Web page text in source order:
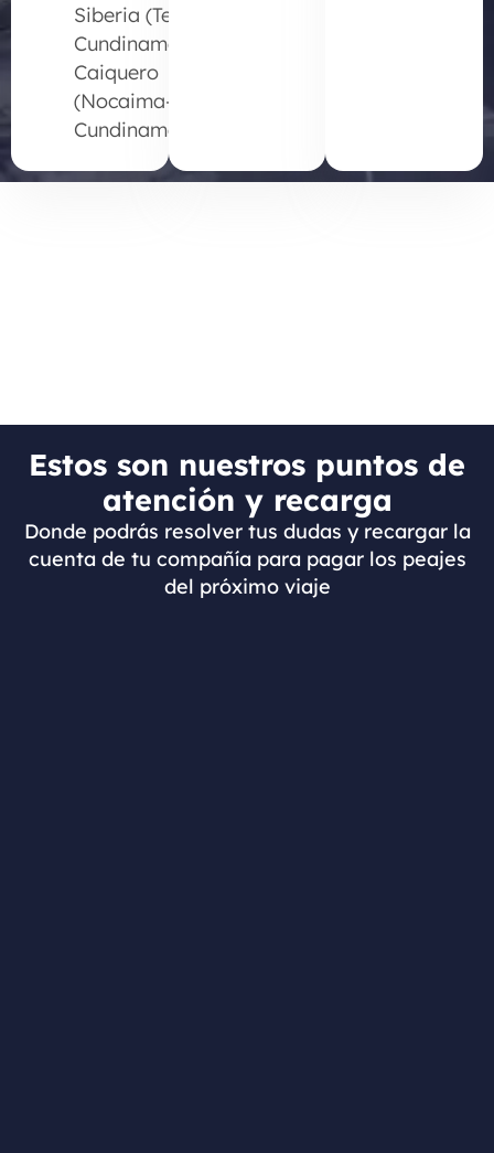
Siberia (Tenjo-
Cundinamarca)
Caiquero
(Nocaima-
Cundinamarca)
Estos son nuestros puntos de
atención y recarga
Donde podrás resolver tus dudas y recargar la
cuenta de tu compañía para pagar los peajes
del próximo viaje